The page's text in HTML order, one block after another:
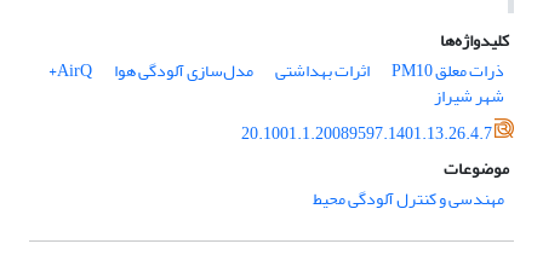
کلیدواژه‌ها
ذرات معلق PM10
اثرات بهداشتی مدل‌سازی آلودگی هوا AirQ+
شهر شیراز
20.1001.1.20089597.1401.13.26.4.7
موضوعات
مهندسی و کنترل آلودگی محیط